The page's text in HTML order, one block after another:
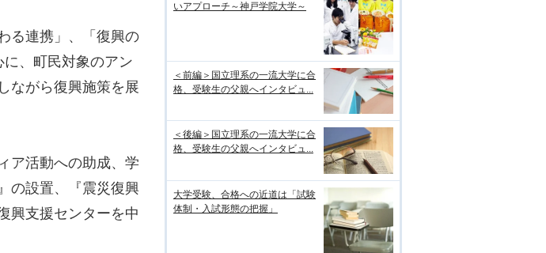
る連携」、「復興の
、町民対象のアン
ながら復興施策を展
ア活動への助成、学
の設置、『震災復興
興支援センターを中
いアプローチ～神戸学院大学～
＜前編＞国立理系の一流大学に合
格、受験生の父親へインタビュ...
＜後編＞国立理系の一流大学に合
格、受験生の父親へインタビュ...
大学受験、合格への近道は「試験
体制・入試形態の把握」